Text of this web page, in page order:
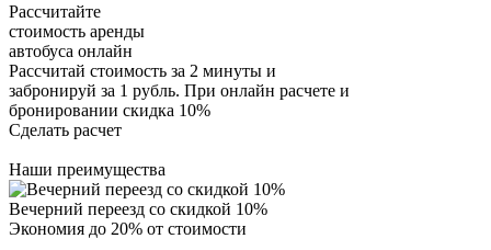
Рассчитайте
стоимость аренды
автобуса онлайн
Рассчитай стоимость за 2 минуты и
забронируй за 1 рубль. При онлайн расчете и
бронировании скидка 10%
Сделать расчет
Наши преимущества
Вечерний переезд со скидкой 10%
Экономия до 20% от стоимости